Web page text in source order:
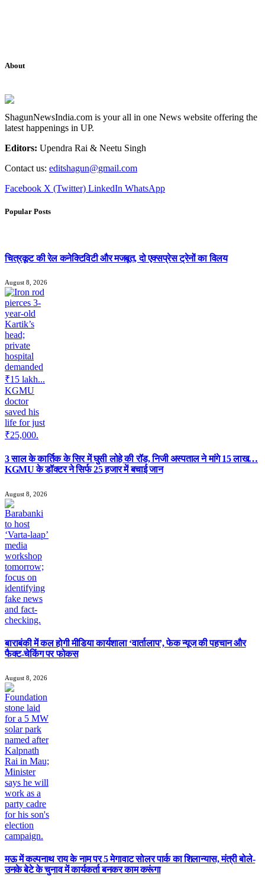
About
ShagunNewsIndia.com is your all in one News website offering the
latest happenings in UP.
Editors: Upendra Rai & Neetu Singh
Contact us: editshagun@gmail.com
Facebook X (Twitter) LinkedIn WhatsApp
Popular Posts
चित्रकूट की रेल कनेक्टिविटी और मजबूत, दो एक्सप्रेस ट्रेनों का विलय
August 8, 2026
3 साल के कार्तिक के सिर में घुसी लोहे की रॉड, निजी अस्पताल ने मांगे 15 लाख…
KGMU के डॉक्टर ने सिर्फ 25 हजार में बचाई जान
August 8, 2026
बाराबंकी में कल होगी मीडिया कार्यशाला ‘वार्तालाप’, फेक न्यूज की पहचान और
फैक्ट-चेकिंग पर फोकस
August 8, 2026
मऊ में कल्पनाथ राय के नाम पर 5 मेगावाट सोलर पार्क का शिलान्यास, मंत्री बोले-
उनके बेटे के चुनाव में कार्यकर्ता बनकर काम करूंगा